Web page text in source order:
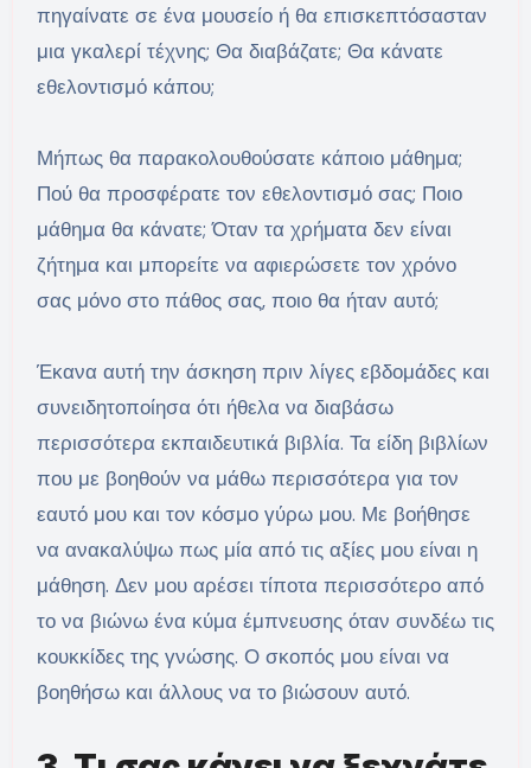
πηγαίνατε σε ένα μουσείο ή θα επισκεπτόσασταν
μια γκαλερί τέχνης; Θα διαβάζατε; Θα κάνατε
εθελοντισμό κάπου;
Μήπως θα παρακολουθούσατε κάποιο μάθημα;
Πού θα προσφέρατε τον εθελοντισμό σας; Ποιο
μάθημα θα κάνατε; Όταν τα χρήματα δεν είναι
ζήτημα και μπορείτε να αφιερώσετε τον χρόνο
σας μόνο στο πάθος σας, ποιο θα ήταν αυτό;
Έκανα αυτή την άσκηση πριν λίγες εβδομάδες και
συνειδητοποίησα ότι ήθελα να διαβάσω
περισσότερα εκπαιδευτικά βιβλία. Τα είδη βιβλίων
που με βοηθούν να μάθω περισσότερα για τον
εαυτό μου και τον κόσμο γύρω μου. Με βοήθησε
να ανακαλύψω πως μία από τις αξίες μου είναι η
μάθηση. Δεν μου αρέσει τίποτα περισσότερο από
το να βιώνω ένα κύμα έμπνευσης όταν συνδέω τις
κουκκίδες της γνώσης. Ο σκοπός μου είναι να
βοηθήσω και άλλους να το βιώσουν αυτό.